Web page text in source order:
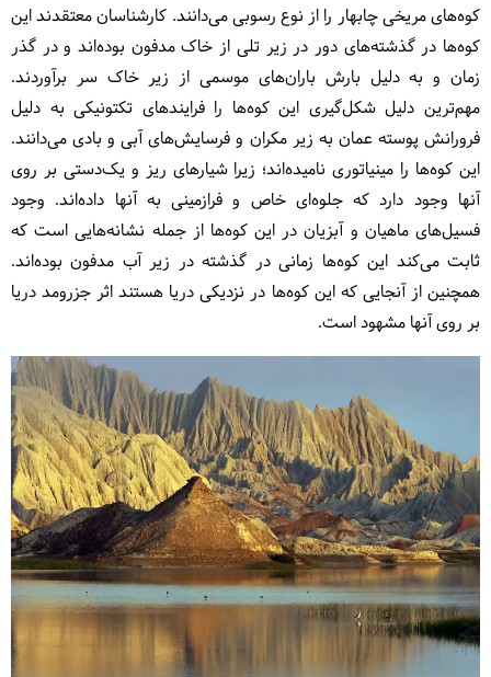
کوه‌های مریخی چابهار را از نوع رسوبی می‌دانند. کارشناسان معتقدند این
کوه‌ها در گذشته‌های دور در زیر تلی از خاک مدفون بوده‌اند و در گذر
زمان و به دلیل بارش باران‌های موسمی از زیر خاک سر برآوردند.
مهم‌ترین دلیل شکل‌گیری این کوه‌ها را فرایندهای تکتونیکی به دلیل
فرورانش پوسته عمان به زیر مکران و فرسایش‌های آبی و بادی می‌دانند.
این کوه‌ها را مینیاتوری نامیده‌اند؛ زیرا شیارهای ریز و یک‌دستی بر روی
آنها وجود دارد که جلوه‌ای خاص و فرازمینی به آنها داده‌اند. وجود
فسیل‌های ماهیان و آبزیان در این کوه‌ها از جمله نشانه‌هایی است که
ثابت می‌کند این کوه‌ها زمانی در گذشته در زیر آب مدفون بوده‌اند.
همچنین از آنجایی که این کوه‌ها در نزدیکی دریا هستند اثر جزرومد دریا
بر روی آنها مشهود است.